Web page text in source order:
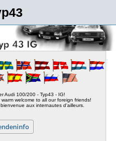
Audi 100/200 - Typ43 - IG!
welcome to all our foreign friends!
aux internautes d'ailleurs.